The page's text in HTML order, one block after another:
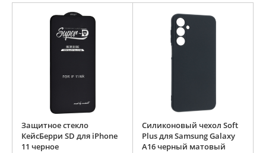
Защитное стекло
КейсБерри SD для iPhone
11 черное
Силиконовый чехол Soft
Plus для Samsung Galaxy
A16 черный матовый